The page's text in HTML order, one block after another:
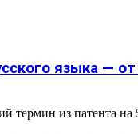
языка —
термин из патента на